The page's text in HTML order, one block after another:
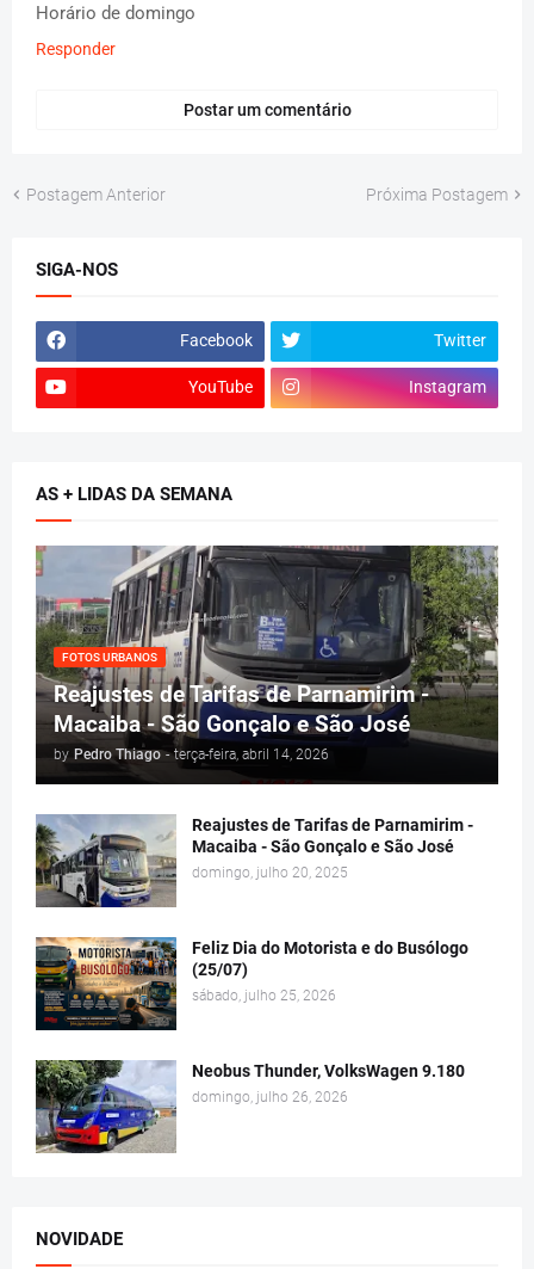
Horário de domingo
Responder
Postar um comentário
Postagem Anterior Próxima Postagem
SIGA-NOS
Facebook Twitter
YouTube Instagram
AS + LIDAS DA SEMANA
FOTOS URBANOS
Reajustes de Tarifas de Parnamirim -
Macaiba - São Gonçalo e São José
by Pedro Thiago - terça-feira, abril 14, 2026
Reajustes de Tarifas de Parnamirim -
Macaiba - São Gonçalo e São José
domingo, julho 20, 2025
Feliz Dia do Motorista e do Busólogo
(25/07)
sábado, julho 25, 2026
Neobus Thunder, VolksWagen 9.180
domingo, julho 26, 2026
NOVIDADE